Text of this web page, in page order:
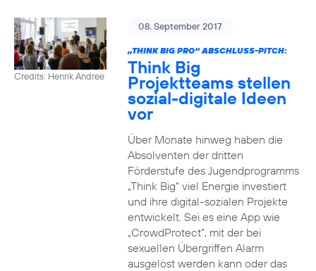
Credits: Henrik Andree
08. September 2017
„THINK BIG PRO“ ABSCHLUSS-PITCH:
Think Big
Projektteams stellen
sozial-digitale Ideen
vor
Über Monate hinweg haben die
Absolventen der dritten
Förderstufe des Jugendprogramms
„Think Big“ viel Energie investiert
und ihre digital-sozialen Projekte
entwickelt. Sei es eine App wie
„CrowdProtect“, mit der bei
sexuellen Übergriffen Alarm
ausgelöst werden kann oder das